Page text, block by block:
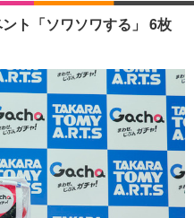
その他
ト「ソワソワする」 6枚